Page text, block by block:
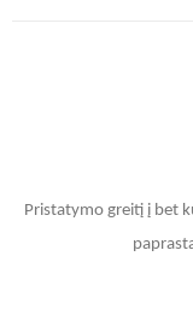
Pristatymo greitį į bet